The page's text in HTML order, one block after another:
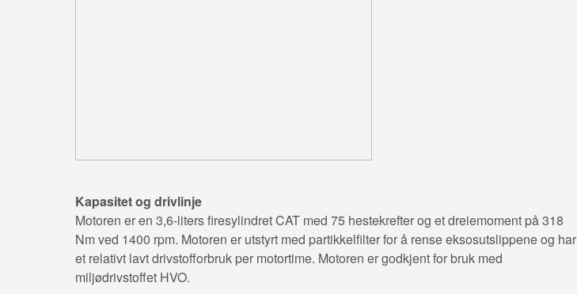
Kapasitet og drivlinje
Motoren er en 3,6-liters firesylindret CAT med 75 hestekrefter og et dreiemoment på 318
Nm ved 1400 rpm. Motoren er utstyrt med partikkelfilter for å rense eksosutslippene og har
et relativt lavt drivstofforbruk per motortime. Motoren er godkjent for bruk med
miljødrivstoffet HVO.